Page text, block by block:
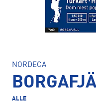
NORDECA
ALLE